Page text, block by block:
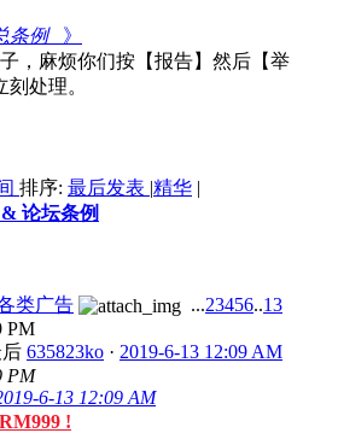
条例》
，麻烦你们按【报告】然后【举
处理。
排序: 最后发表 |精华 |
论坛条例
类广告 ...23456..13
PM
635823ko · 2019-6-13 12:09 AM
PM
6-13 12:09 AM
!